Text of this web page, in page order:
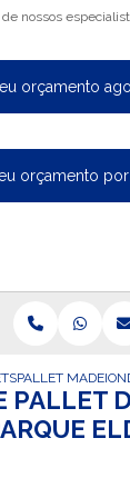
nossos
orçamento
orçamento
PALLET MADEIRA
PALLET